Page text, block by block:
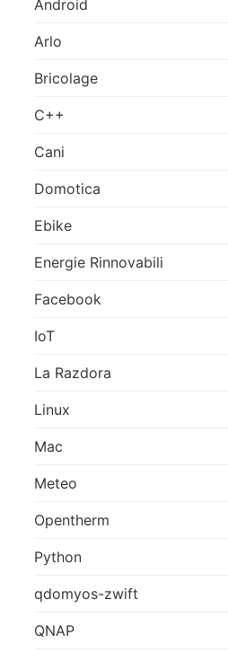
Android
Arlo
Bricolage
C++
Cani
Domotica
Ebike
Energie Rinnovabili
Facebook
IoT
La Razdora
Linux
Mac
Meteo
Opentherm
Python
qdomyos-zwift
QNAP